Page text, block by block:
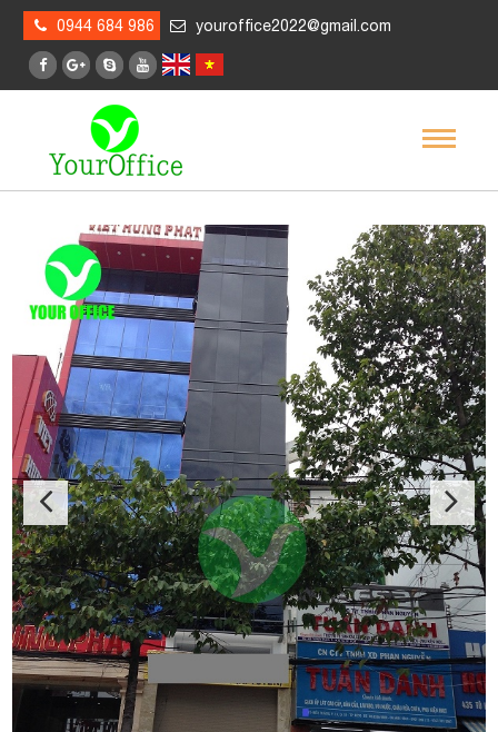
0944 684 986 youroffice2022@gmail.com